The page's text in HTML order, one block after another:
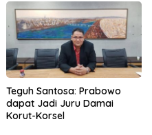
Teguh Santosa: Prabowo
dapat Jadi Juru Damai
Korut-Korsel